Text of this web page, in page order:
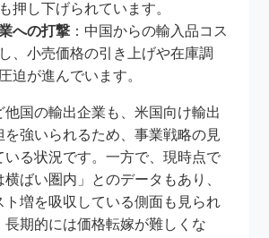
押し下げられています。
への打撃 ：中国からの輸入品コス
、小売価格の引き上げや在庫調
迫が進んでいます。
他国の輸出企業も、米国向け輸出
を強いられるため、事業戦略の見
いる状況です。一方で、現時点で
ばい圏内」とのデータもあり、
ト増を吸収している側面も見られ
長期的には価格転嫁が難しくな